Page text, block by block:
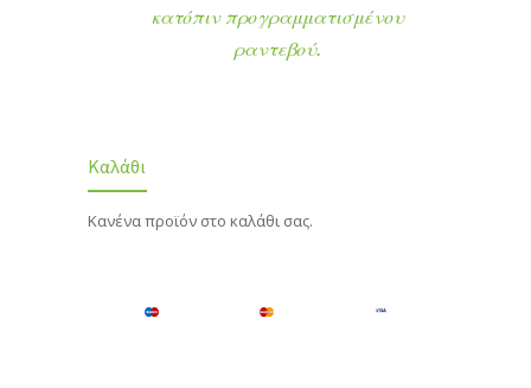
κατόπιν προγραμματισμένου
ραντεβού.
Καλάθι
Κανένα προϊόν στο καλάθι σας.